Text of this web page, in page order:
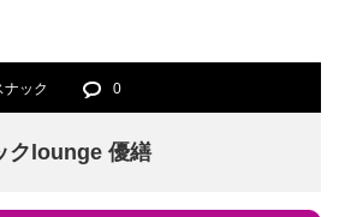
ナック 0
クlounge 優繕